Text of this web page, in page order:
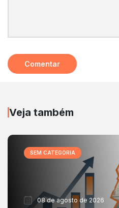
Veja também
SEM CATEGORIA
08 de agosto de 2026